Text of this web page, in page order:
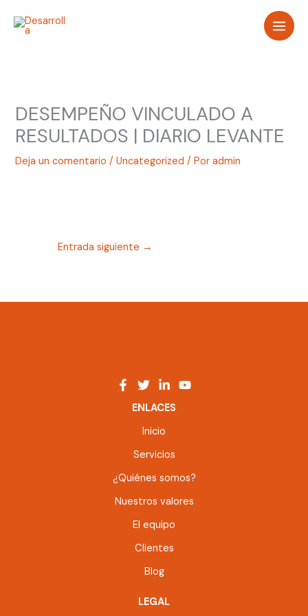
DESEMPEÑO VINCULADO A
RESULTADOS | DIARIO LEVANTE
Deja un comentario /Uncategorized / Poradmin
Entrada siguiente →
ENLACES
Inicio
Servicios
¿Quiénes somos?
Nuestros valores
El equipo
Clientes
Blog
LEGAL